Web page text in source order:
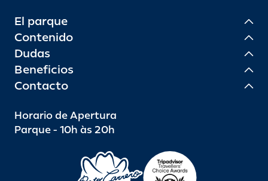
El parque
Contenido
Dudas
Beneficios
Contacto
Horario de Apertura
Parque - 10h às 20h